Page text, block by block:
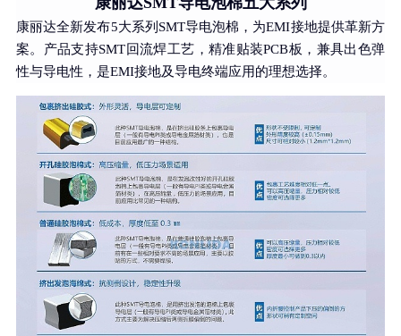
康丽达全新发布5大系列SMT导电泡棉，为EMI接地提供革新方
案。产品支持SMT回流焊工艺，精准贴装PCB板，兼具出色弹
性与导电性，是EMI接地及导电终端应用的理想选择。